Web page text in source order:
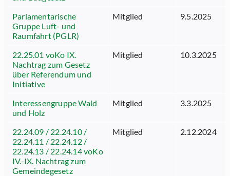
Parlamentarische
Gruppe Luft- und
Raumfahrt (PGLR)
Mitglied 9.5.2025
22.25.01 voKo IX.
Nachtrag zum Gesetz
über Referendum und
Initiative
Mitglied 10.3.2025
Interessengruppe Wald
und Holz
Mitglied 3.3.2025
22.24.09 / 22.24.10 /
22.24.11 / 22.24.12 /
22.24.13 / 22.24.14 voKo
IV.-IX. Nachtrag zum
Gemeindegesetz
Mitglied 2.12.2024